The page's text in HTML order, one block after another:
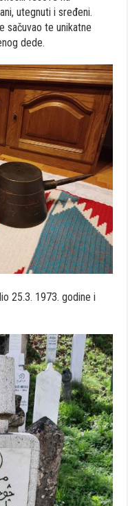
utegnuti i sređeni.
sačuvao te unikatne
dede.
25.3. 1973. godine i